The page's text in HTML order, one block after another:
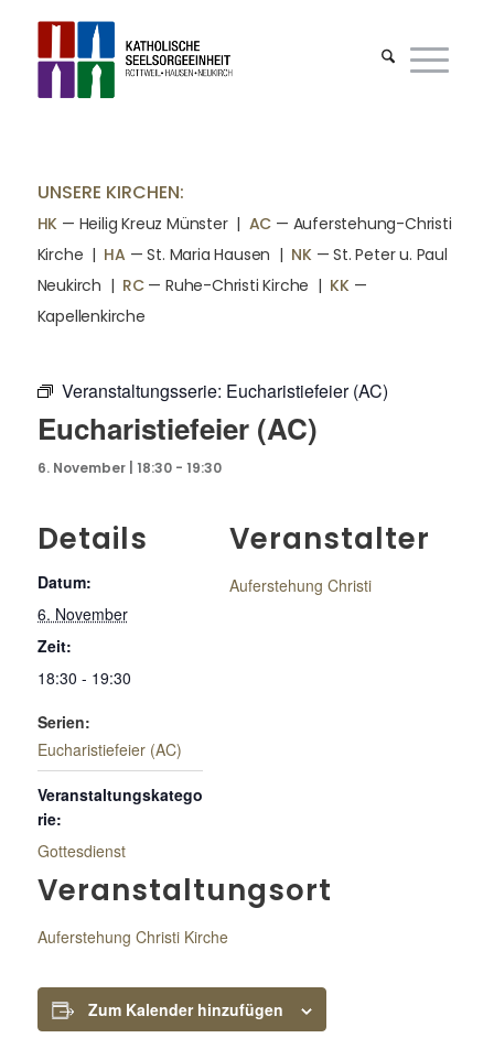
UNSERE KIRCHEN:
HK — Heilig Kreuz Münster | AC — Auferstehung-Christi
Kirche | HA — St. Maria Hausen | NK— St. Peter u. Paul
Neukirch | RC— Ruhe-Christi Kirche | KK—
Kapellenkirche
Veranstaltungsserie: Eucharistiefeier (AC)
Eucharistiefeier (AC)
6. November | 18:30- 19:30
Details
Datum:
6. November
Zeit:
18:30 - 19:30
Serien:
Eucharistiefeier (AC)
Veranstaltungskatego
rie:
Gottesdienst
Veranstaltungsort
Auferstehung Christi Kirche
Veranstalter
Auferstehung Christi
Zum Kalender hinzufügen